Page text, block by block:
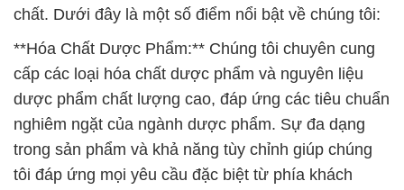
chất. Dưới đây là một số điểm nổi bật về chúng tôi:
**Hóa Chất Dược Phẩm:** Chúng tôi chuyên cung
cấp các loại hóa chất dược phẩm và nguyên liệu
dược phẩm chất lượng cao, đáp ứng các tiêu chuẩn
nghiêm ngặt của ngành dược phẩm. Sự đa dạng
trong sản phẩm và khả năng tùy chỉnh giúp chúng
tôi đáp ứng mọi yêu cầu đặc biệt từ phía khách